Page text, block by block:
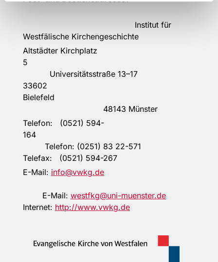
Institut für
Westfälische Kirchengeschichte
Altstädter Kirchplatz
5
Universitätsstraße 13–17
33602
Bielefeld
48143 Münster
Telefon: (0521) 594-
164
Telefon: (0251) 83 22-571
Telefax: (0521) 594-267
E-Mail: info@vwkg.de
E-Mail: westfkg@uni-muenster.de
Internet: http://www.vwkg.de